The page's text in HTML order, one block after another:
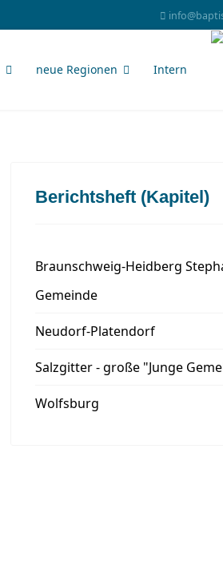
neue Regionen Intern
Berichtsheft (Kapitel)
Braunschweig-Heidberg
Gemeinde
Neudorf-Platendorf
Salzgitter - große "Junge
Wolfsburg